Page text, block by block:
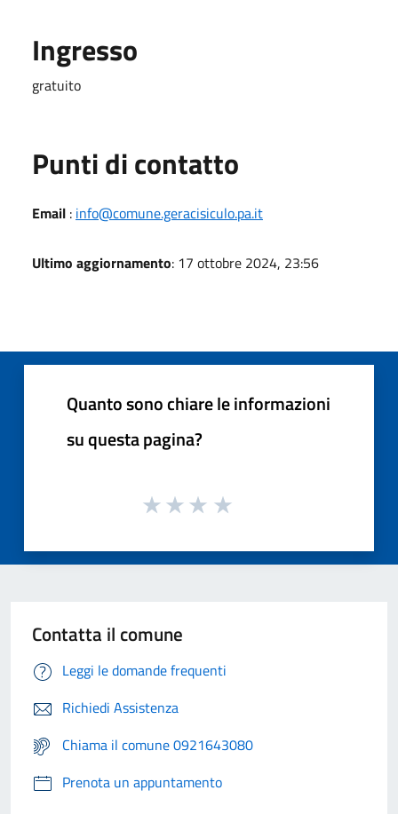
Ingresso
gratuito
Punti di contatto
Email : info@comune.geracisiculo.pa.it
Ultimo aggiornamento: 17 ottobre 2024, 23:56
Quanto sono chiare le informazioni
su questa pagina?
Contatta il comune
Leggi le domande frequenti
Richiedi Assistenza
Chiama il comune 0921643080
Prenota un appuntamento